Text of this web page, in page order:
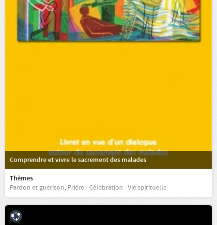
Comprendre et vivre le sacrement des malades
Thèmes
Pardon et guérison, Prière - Célébration - Vie spirituelle